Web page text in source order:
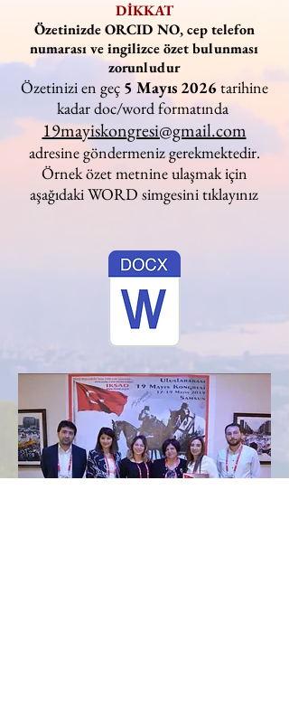
DİKKAT
Özetinizde ORCID NO, cep telefon
numarası ve ingilizce özet bulunması
zorunludur
Özetinizi en geç 5 Mayıs 2026tarihine
kadar doc/word formatında
19mayiskongresi@gmail.com
adresine göndermeniz gerekmektedir.
Örnek özet metnine ulaşmak için
aşağıdaki WORD simgesini tıklayınız